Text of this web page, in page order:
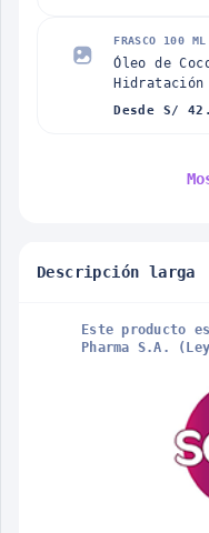
FRASCO 100 ML
Óleo de
Hidratación
Desde S/
Descripción larga
Este producto
Pharma S.A.